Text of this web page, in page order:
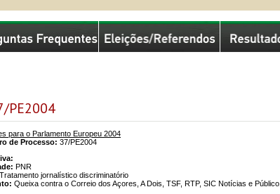
PE2004
para o Parlamento Europeu 2004
de Processo: 37/PE2004
PNR
Tratamento jornalístico discriminatório
Queixa contra o Correio dos Açores, A Dois, TSF, RTP, SIC Notícias e Público.
Nacional de Eleições